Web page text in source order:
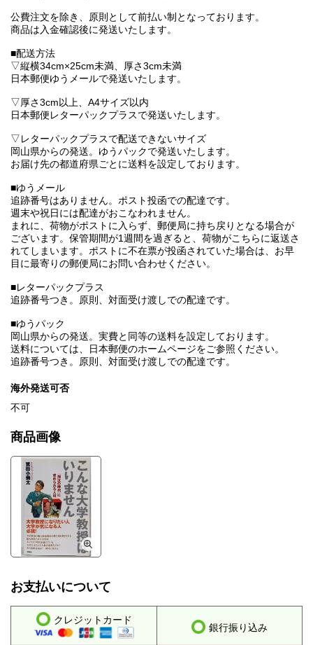
公費注文を除き、原則として前払い制となっております。
商品は入金確認後に発送いたします。
■配送方法
▽縦横34cm×25cm未満、厚さ3cm未満
日本郵便ゆうメールで発送いたします。
▽厚さ3cm以上、A4サイズ以内
日本郵便レターパックプラスで発送いたします。
▽レターパックプラスで配送できないサイズ
岡山県からの発送。ゆうパックで発送いたします。
お届け先の都道府県ごとに送料を設定しております。
■ゆうメール
追跡番号はありません。ポスト投函での配達です。
週末や祝日には配達がおこなわれません。
まれに、荷物がポストに入らず、郵便局に持ち戻りとなる場合が
ございます。保管期間が1週間を過ぎると、荷物がこちらに返送さ
れてしまいます。ポストに不在票が投函されていた場合は、お早
目に最寄りの郵便局にお問い合わせください。
■レターパックプラス
追跡番号つき。原則、対面受け渡しでの配達です。
■ゆうパック
岡山県からの発送。実費と同等の送料を設定しております。
送料については、日本郵便のホームページをご参照ください。
追跡番号つき。原則、対面受け渡しでの配達です。
海外発送可否
不可
商品画像
お支払いについて
クレジットカード
銀行振り込み